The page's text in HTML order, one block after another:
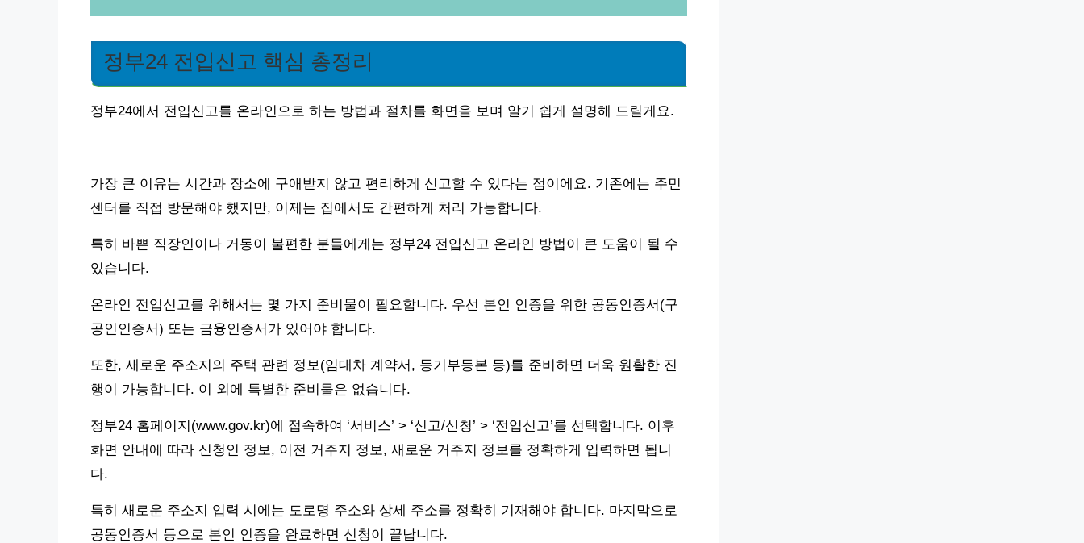
정부24 전입신고 핵심 총정리
정부24에서 전입신고를 온라인으로 하는 방법과 절차를 화면을 보며 알기 쉽게 설명해 드릴게요.
가장 큰 이유는 시간과 장소에 구애받지 않고 편리하게 신고할 수 있다는 점이에요. 기존에는 주민
센터를 직접 방문해야 했지만, 이제는 집에서도 간편하게 처리 가능합니다.
특히 바쁜 직장인이나 거동이 불편한 분들에게는 정부24 전입신고 온라인 방법이 큰 도움이 될 수
있습니다.
온라인 전입신고를 위해서는 몇 가지 준비물이 필요합니다. 우선 본인 인증을 위한 공동인증서(구
공인인증서) 또는 금융인증서가 있어야 합니다.
또한, 새로운 주소지의 주택 관련 정보(임대차 계약서, 등기부등본 등)를 준비하면 더욱 원활한 진
행이 가능합니다. 이 외에 특별한 준비물은 없습니다.
정부24 홈페이지(www.gov.kr)에 접속하여 ‘서비스’ > ‘신고/신청’ > ‘전입신고’를 선택합니다. 이후
화면 안내에 따라 신청인 정보, 이전 거주지 정보, 새로운 거주지 정보를 정확하게 입력하면 됩니
다.
특히 새로운 주소지 입력 시에는 도로명 주소와 상세 주소를 정확히 기재해야 합니다. 마지막으로
공동인증서 등으로 본인 인증을 완료하면 신청이 끝납니다.